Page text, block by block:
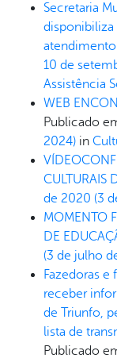
Secretaria
disponibiliza
10 de
Assistência
WEB
Publicado
2024) in
CULTURAIS
de 2020 (3
MOMENTO
DE
(3 de julho
Fazedoras
receber
de Triunfo,
lista de
Publicado